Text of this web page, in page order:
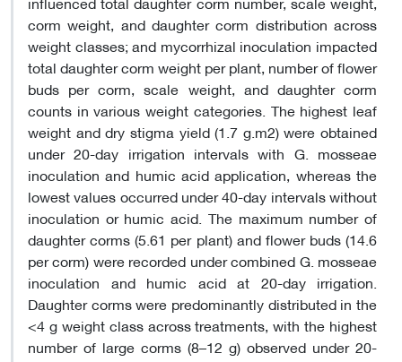
corm weight, and daughter corm distribution across
weight classes; and mycorrhizal inoculation impacted
total daughter corm weight per plant, number of flower
buds per corm, scale weight, and daughter corm
counts in various weight categories. The highest leaf
weight and dry stigma yield (1.7 g.m2) were obtained
under 20-day irrigation intervals with G. mosseae
inoculation and humic acid application, whereas the
lowest values occurred under 40-day intervals without
inoculation or humic acid. The maximum number of
daughter corms (5.61 per plant) and flower buds (14.6
per corm) were recorded under combined G. mosseae
inoculation and humic acid at 20-day irrigation.
Daughter corms were predominantly distributed in the
<4 g weight class across treatments, with the highest
number of large corms (8–12 g) observed under 20-